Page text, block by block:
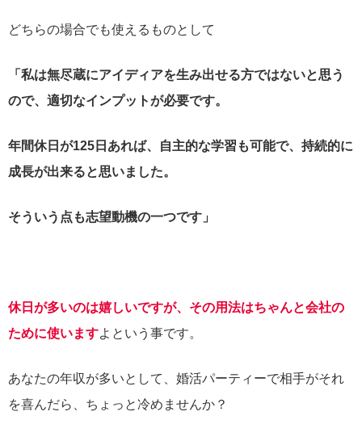
どちらの場合でも使えるものとして
「私は無尽蔵にアイディアを生み出せる方ではないと思う
ので、適切なインプットが必要です。
年間休日が125日あれば、自主的な学習も可能で、持続的に
成長が出来ると思いました。
そういう点も志望動機の一つです」
休日が多いのは嬉しいですが、その用法はちゃんと会社の
ために使いますよという事です。
あなたの年収が多いとして、婚活パーティーで相手がそれ
を喜んだら、ちょっと冷めませんか？